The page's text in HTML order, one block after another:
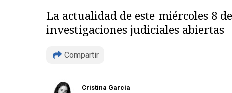
La actualidad de este miércoles 8
investigaciones judiciales abiertas
Compartir
Cristina García